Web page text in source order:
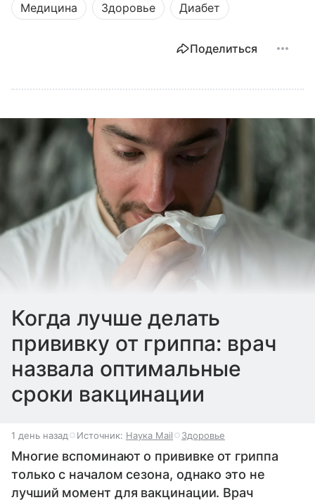
Медицина Здоровье Диабет
Поделиться
Когда лучше делать
прививку от гриппа: врач
назвала оптимальные
сроки вакцинации
1 день назад Источник: Наука Mail Здоровье
Многие вспоминают о прививке от гриппа
только с началом сезона, однако это не
лучший момент для вакцинации. Врач